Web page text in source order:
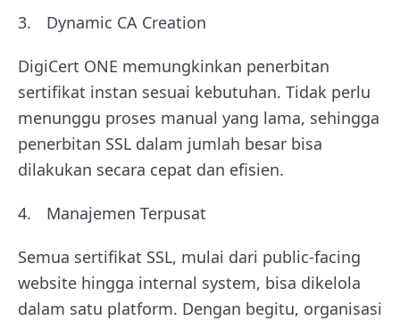
Dynamic CA Creation
DigiCert ONE memungkinkan penerbitan
sertifikat instan sesuai kebutuhan. Tidak perlu
menunggu proses manual yang lama, sehingga
penerbitan SSL dalam jumlah besar bisa
dilakukan secara cepat dan efisien.
Manajemen Terpusat
Semua sertifikat SSL, mulai dari public-facing
website hingga internal system, bisa dikelola
dalam satu platform. Dengan begitu, organisasi